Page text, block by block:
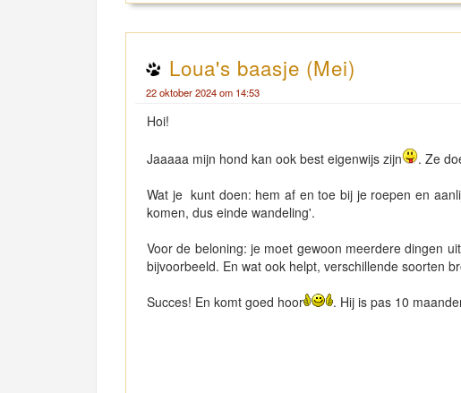
Loua's baasje (Mei)
22 oktober 2024 om 14:53
Hoi!
Jaaaaa mijn hond kan ook best eigenwijs zijn
. Ze
Wat je kunt doen: hem af en toe bij je roepen en
komen, dus einde wandeling'.
Voor de beloning: je moet gewoon meerdere dingen
bijvoorbeeld. En wat ook helpt, verschillende soorten
Succes! En komt goed hoor
. Hij is pas 10